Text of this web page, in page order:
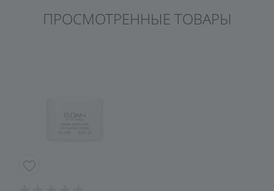
ПРОСМОТРЕННЫЕ ТОВАРЫ